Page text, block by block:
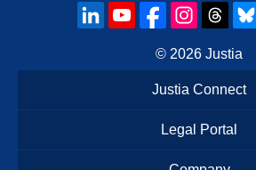
© 2026 Justia
Justia Connect
Legal Portal